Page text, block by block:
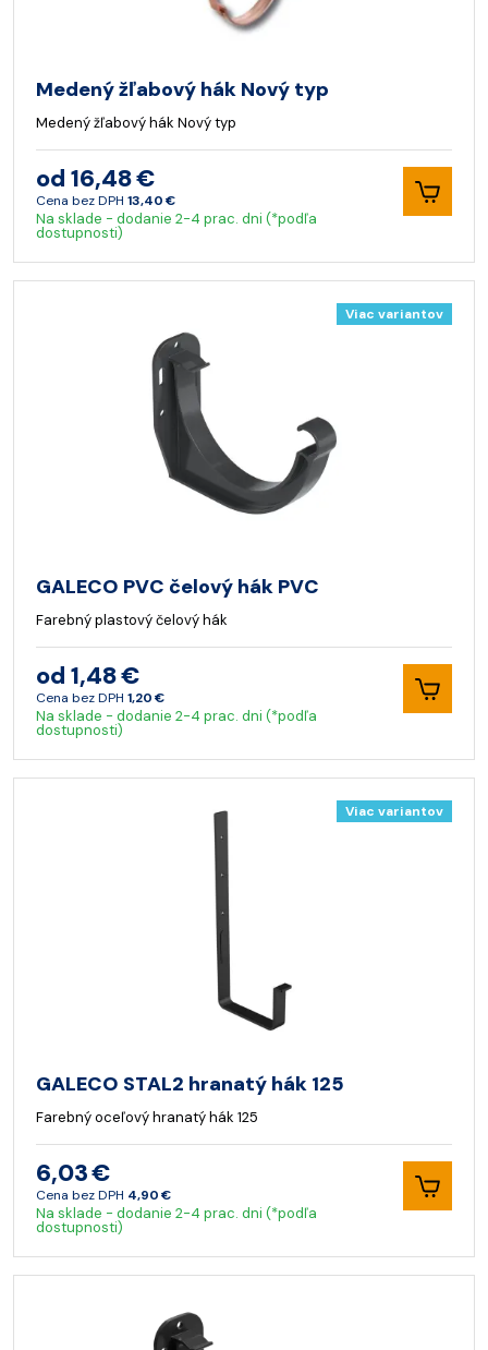
Medený žľabový hák Nový typ
Medený žľabový hák Nový typ
od 16,48 €
Cena bez DPH 13,40 €
Na sklade - dodanie 2-4 prac. dni (*podľa
dostupnosti)
Viac variantov
GALECO PVC čelový hák PVC
Farebný plastový čelový hák
od 1,48 €
Cena bez DPH 1,20 €
Na sklade - dodanie 2-4 prac. dni (*podľa
dostupnosti)
Viac variantov
GALECO STAL2 hranatý hák 125
Farebný oceľový hranatý hák 125
6,03 €
Cena bez DPH 4,90 €
Na sklade - dodanie 2-4 prac. dni (*podľa
dostupnosti)